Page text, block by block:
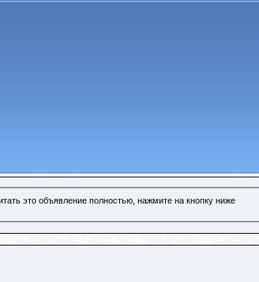
это объявление полностью, нажмите на кнопку ниже